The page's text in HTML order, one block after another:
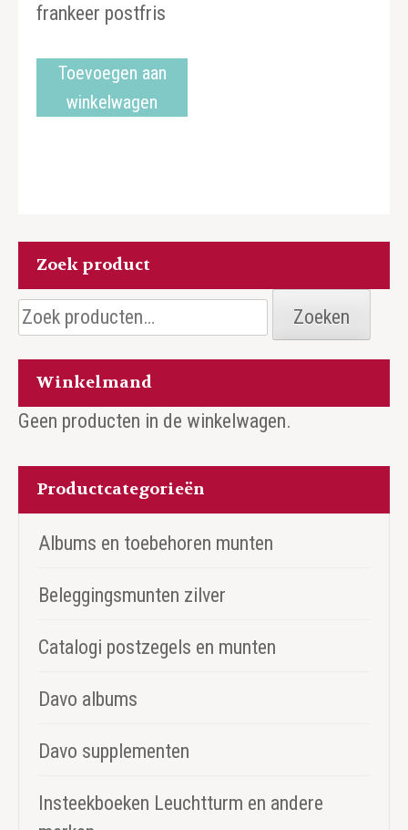
frankeer postfris
Toevoegen aan
winkelwagen
Zoek product
Zoeken
naar:
Zoeken
Winkelmand
Geen producten in de winkelwagen.
Productcategorieën
Albums en toebehoren munten
Beleggingsmunten zilver
Catalogi postzegels en munten
Davo albums
Davo supplementen
Insteekboeken Leuchtturm en andere